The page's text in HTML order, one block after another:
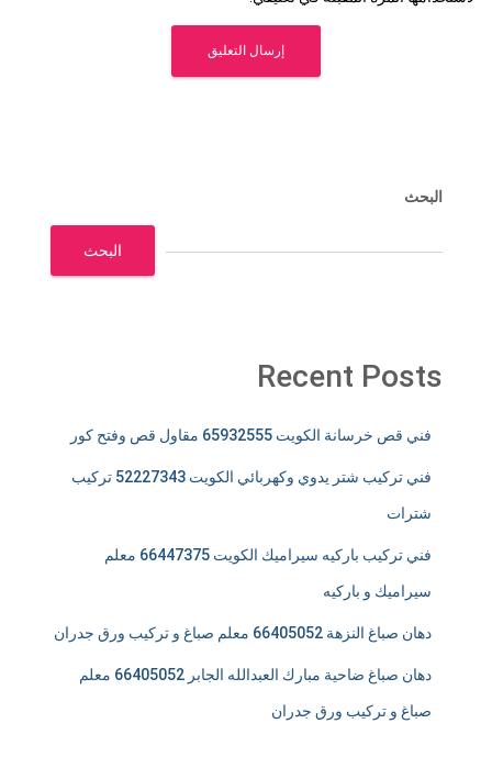
البحث
البحث
Recent Posts
فني قص خرسانة الكويت 65932555 مقاول قص وفتح كور
فني تركيب شتر يدوي وكهربائي الكويت 52227343 تركيب
شترات
فني تركيب باركيه سيراميك الكويت 66447375 معلم
سيراميك و باركيه
دهان صباغ النزهة 66405052 معلم صباغ و تركيب ورق جدران
دهان صباغ ضاحية مبارك العبدالله الجابر 66405052 معلم
صباغ و تركيب ورق جدران